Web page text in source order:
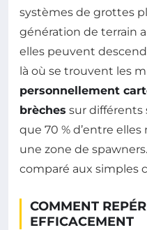
systèmes de grottes
génération de terrain
elles peuvent
là où se trouvent les
personnellement
brèches sur différents
que 70 % d’entre
une zone de
comparé aux simples
COMMENT
EFFICACEMENT